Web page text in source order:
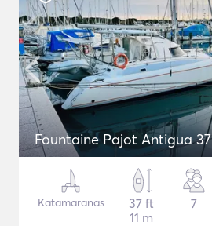
Fountaine Pajot Antigua 37
Katamaranas
37 ft
11 m
7